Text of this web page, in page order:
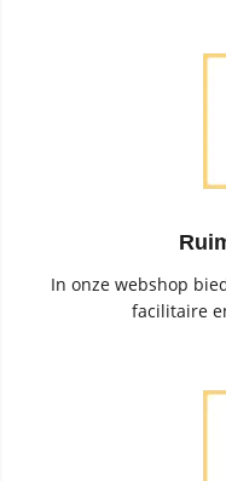
In onze webshop
facilitaire